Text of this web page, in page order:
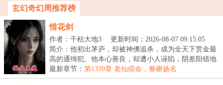
玄幻奇幻周推荐榜
惜花剑
作者：干枯大地3
更新时间：2026-08-07 09:15:05
简介：他初出茅庐，却被神佛追杀，成为全天下赏金最
高的通缉犯。他本心善良，却遭小人诬陷，阴差阳错地
当...
最新章节： 第1339章 老仙殒命，黎榭扬名